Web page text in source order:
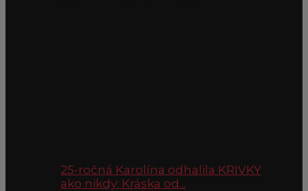
25-ročná Karolína odhalila KRIVKY
ako nikdy: Kráska od...